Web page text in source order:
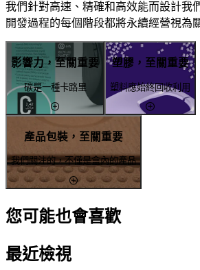
我們針對高速、精確和高效能而設計我
開發過程的每個階段都將永續經營視為
影響力，至關重要
碳是一種卡路里
塑膠，至關重要
塑料應始終回收利用
產品包裝，至關重要
我們關注的，不僅是盒內的產品
您可能也會喜歡
最近檢視